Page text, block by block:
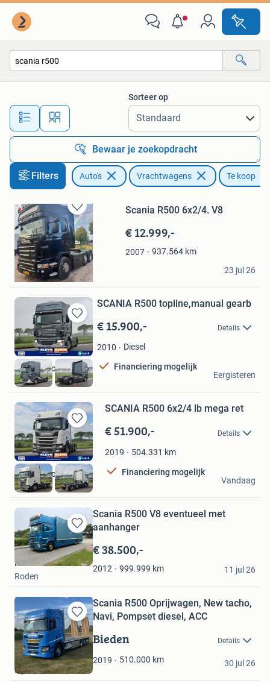
Alle afstanden…
Sorteer op
Bewaar je zoekopdracht
Filters Auto's Vrachtwagens Te koop
Bewaren
in
Mijn
Favorieten
Scania R500 6x2/4. V8
€ 12.999,-
2007 937.564 km
Truus
Wolvega
23 jul 26
Bewaren
in
Mijn
Favorieten
SCANIA R500 topline,manual gearb
€ 15.900,- Details
2010 Diesel
Financiering mogelijk
Kleyn Trucks BV
Vuren
Eergisteren
Bewaren
in
Mijn
Favorieten
SCANIA R500 6x2/4 lb mega ret
€ 51.900,- Details
2019 504.331 km
Financiering mogelijk
Kleyn Trucks BV
Vuren
Vandaag
Bewaren
in
Mijn
Favorieten
Scania R500 V8 eventueel met
aanhanger
€ 38.500,-
2012 999.999 km
Henk
Roden
11 jul 26
Bewaren
in
Mijn
Favorieten
Scania R500 Oprijwagen, New tacho,
Navi, Pompset diesel, ACC
Bieden Details
2019 510.000 km
Kristof
Rijkevorsel, BE
30 jul 26